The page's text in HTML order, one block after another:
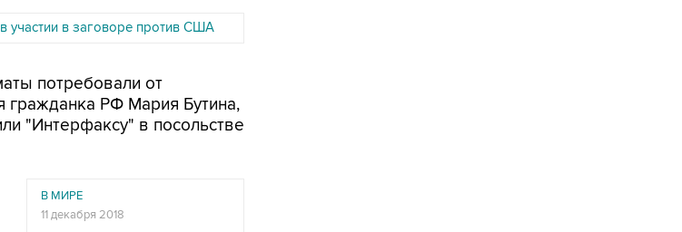
участии в заговоре против США
потребовали от
гражданка РФ Мария Бутина,
"Интерфаксу" в посольстве
В МИРЕ
11 декабря 2018